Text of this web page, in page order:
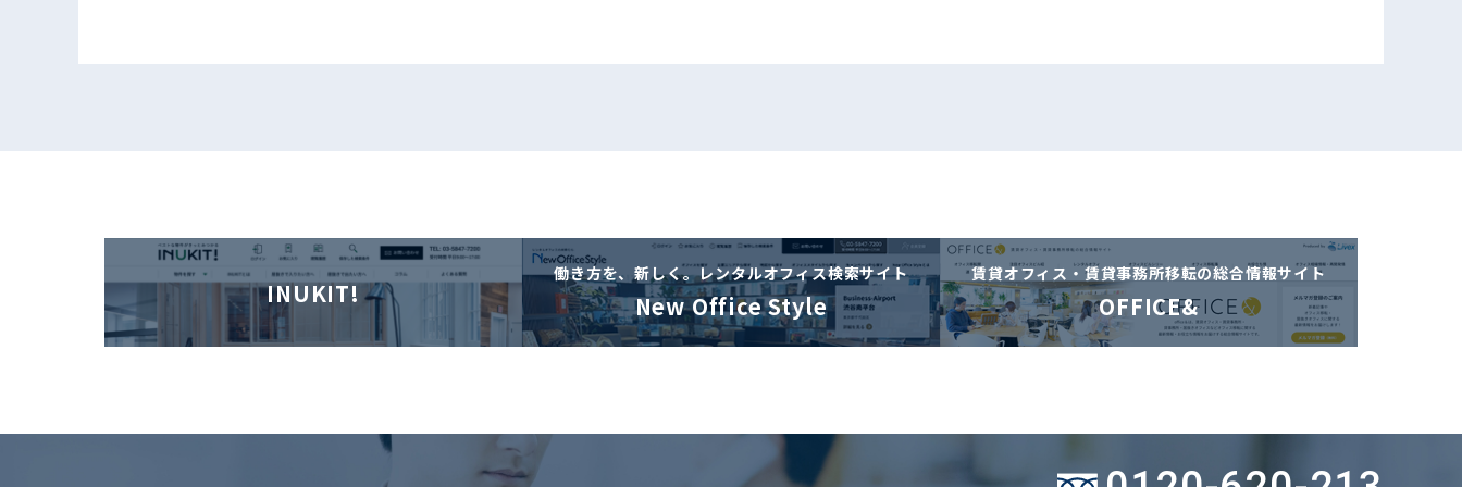
INUKIT!
働き方を、新しく。レンタルオフィス検索サイト
New Office Style
賃貸オフィス・賃貸事務所移転の総合情報サイト
OFFICE&